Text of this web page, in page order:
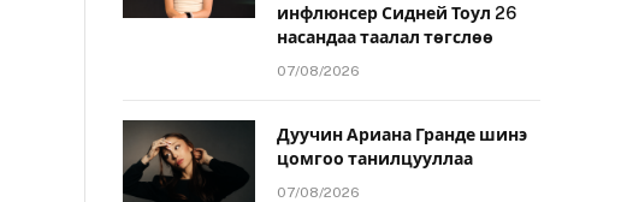
инфлюнсер Сидней Тоул 26
насандаа таалал төгслөө
07/08/2026
Дуучин Ариана Гранде шинэ
цомгоо танилцууллаа
07/08/2026